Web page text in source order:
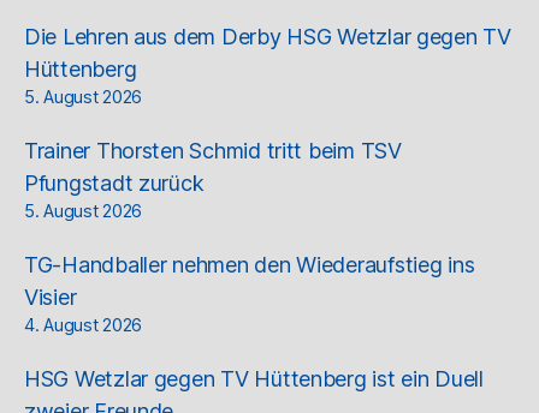
Die Lehren aus dem Derby HSG Wetzlar gegen TV
Hüttenberg
5. August 2026
Trainer Thorsten Schmid tritt beim TSV
Pfungstadt zurück
5. August 2026
TG-Handballer nehmen den Wiederaufstieg ins
Visier
4. August 2026
HSG Wetzlar gegen TV Hüttenberg ist ein Duell